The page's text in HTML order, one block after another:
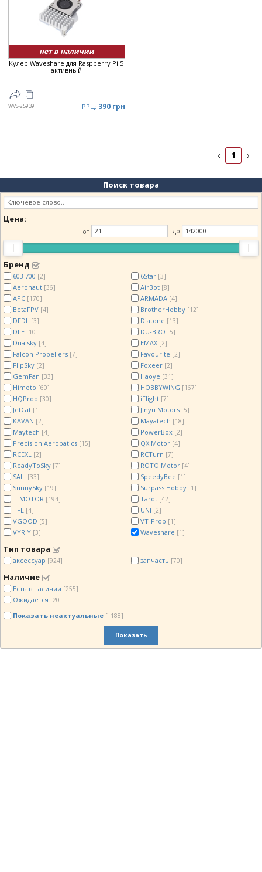
▲
Цена ▼
нет в наличии
Кулер Waveshare для Raspberry Pi 5
активный
WVS-25939 РРЦ: 390 грн
‹ 1 ›
Поиск товара
Цена:
от до
Бренд
603 700 [2] 6Star [3]
Aeronaut [36] AirBot [8]
APC [170] ARMADA [4]
BetaFPV [4] BrotherHobby [12]
DFDL [3] Diatone [13]
DLE [10] DU-BRO [5]
Dualsky [4] EMAX [2]
Falcon Propellers [7] Favourite [2]
FlipSky [2] Foxeer [2]
GemFan [33] Haoye [31]
Himoto [60] HOBBYWING [167]
HQProp [30] iFlight [7]
JetCat [1] Jinyu Motors [5]
KAVAN [2] Mayatech [18]
Maytech [4] PowerBox [2]
Precision Aerobatics [15] QX Motor [4]
RCEXL [2] RCTurn [7]
ReadyToSky [7] ROTO Motor [4]
SAIL [33] SpeedyBee [1]
SunnySky [19] Surpass Hobby [1]
T-MOTOR [194] Tarot [42]
TFL [4] UNI [2]
VGOOD [5] VT-Prop [1]
VYRIY [3] Waveshare [1]
Тип товара
аксессуар [924] запчасть [70]
Наличие
Есть в наличии [255]
Ожидается [20]
Показать неактуальные [+188]
Показать